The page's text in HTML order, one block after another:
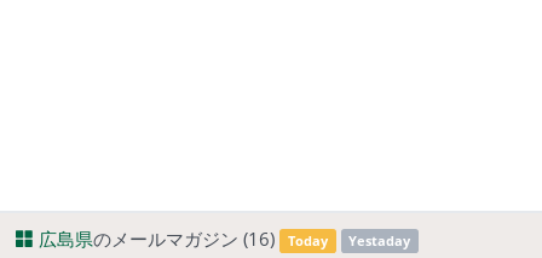
広島県のメールマガジン (16) Today Yestaday